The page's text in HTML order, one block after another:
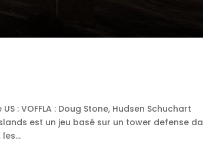
: VOFFLA : Doug Stone, Hudsen Schuchart
est un jeu basé sur un tower defense